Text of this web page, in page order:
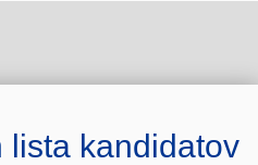
lista kandidatov